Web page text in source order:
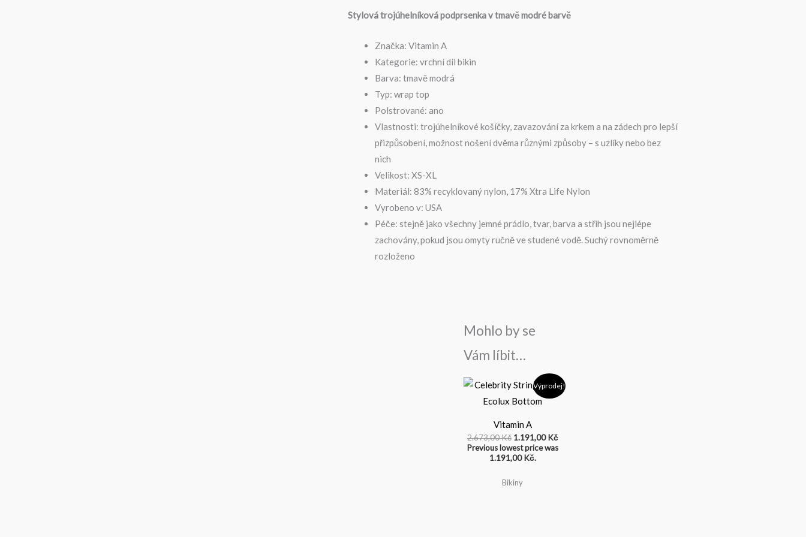
Stylová trojúhelníková podprsenka v tmavě modré barvě
Značka: Vitamin A
Kategorie: vrchní díl bikin
Barva: tmavě modrá
Typ: wrap top
Polstrované: ano
Vlastnosti: trojúhelníkové košíčky, zavazování za krkem a na zádech pro lepší
přizpůsobení, možnost nošení dvěma různými způsoby – s uzlíky nebo bez
nich
Velikost: XS-XL
Materiál: 83% recyklovaný nylon, 17% Xtra Life Nylon
Vyrobeno v: USA
Péče: stejně jako všechny jemné prádlo, tvar, barva a střih jsou nejlépe
zachovány, pokud jsou omyty ručně ve studené vodě. Suchý rovnoměrně
rozloženo
Mohlo by se
Vám líbit…
Výprodej!
Vitamin A
2.673,00Kč
Původní
cena
byla:
1.191,00 Kč
Aktuální
cena
Previous lowest price was
1.191,00 Kč.
Bikiny